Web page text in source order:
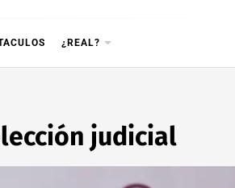
¿REAL?
judicial